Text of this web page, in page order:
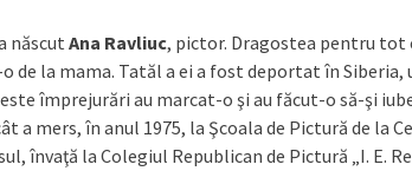
născut Ana Ravliuc, pictor. Dragostea pentru tot
de la mama. Tatăl a ei a fost deportat în Siberia,
împrejurări au marcat-o şi au făcut-o să-şi
a mers, în anul 1975, la Şcoala de Pictură de la
învaţă la Colegiul Republican de Pictură „I. E.